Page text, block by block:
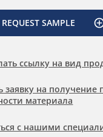
REQUEST SAMPLE
ссылку на вид
заявку на получение
материала
с нашими